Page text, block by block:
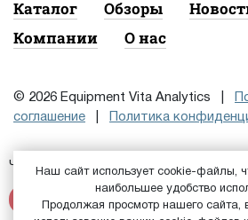
Каталог Обзоры
Компании
О нас
© 2026 Equipment Vita Analytics |
соглашение
Политика
Чтобы подписаться на рассылку,
Зарегистрируйтесь
Наш сайт использует cookie-файлы,
наибольшее удобство
Продолжая просмотр нашего сайта,